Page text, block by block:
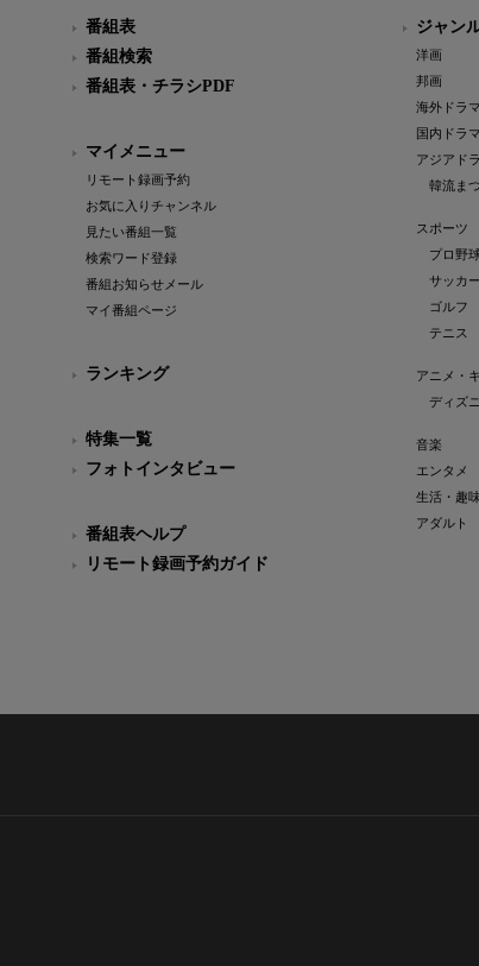
番組表
番組検索
番組表・チラシPDF
マイメニュー
リモート録画予約
お気に入りチャンネル
見たい番組一覧
検索ワード登録
番組お知らせメール
マイ番組ページ
ランキング
特集一覧
フォトインタビュー
番組表ヘルプ
リモート録画予約ガイド
ジャン
洋画
邦画
海外ドラマ
国内ドラマ
アジアド
韓流まつ
スポーツ
プロ野
サッカー
ゴルフ
テニス
アニメ・
ディズ
音楽
エンタメ
生活・趣
アダルト